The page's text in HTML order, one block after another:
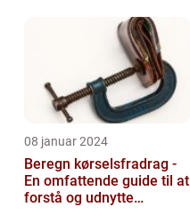
08 januar 2024
Beregn kørselsfradrag -
En omfattende guide til at
forstå og udnytte